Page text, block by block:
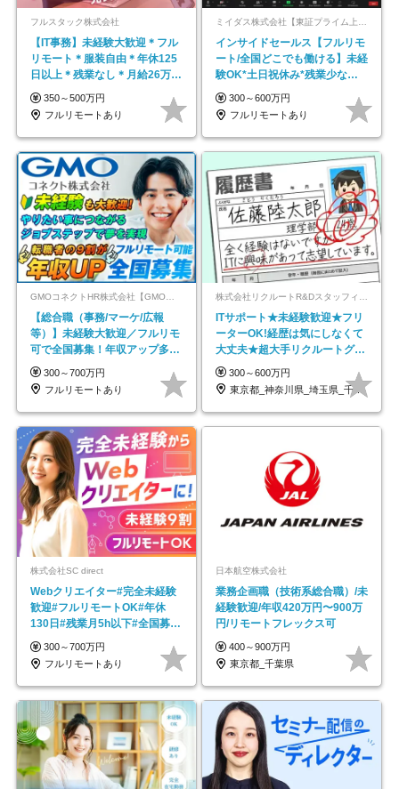
フルスタック株式会社
【IT事務】未経験大歓迎＊フル
リモート＊服装自由＊年休125
日以上＊残業なし＊月給26万円
以上
350～500万円
フルリモートあり
ミイダス株式会社【東証プライム上場パーソルグループ】
インサイドセールス【フルリモ
ート/全国どこでも働ける】未経
験OK*土日祝休み*残業少なめ*
在宅勤務手当あり
300～600万円
フルリモートあり
GMOコネクトHR株式会社【GMOインターネットグループ】
【総合職（事務/マーケ/広報
等）】未経験大歓迎／フルリモ
可で全国募集！年収アップ多数
★年休最大130日★
300～700万円
フルリモートあり
ITサポート★未経験歓迎★フリ
ーターOK!経歴は気にしなくて
大丈夫★超大手リクルートグル
ープの正社員/sg
300～600万円
東京都_神奈川県_埼玉県_千葉県_大阪府…
株式会社SC direct
Webクリエイター#完全未経験
歓迎#フルリモートOK#年休
130日#残業月5h以下#全国募集
#最大1年の研修
300～700万円
フルリモートあり
日本航空株式会社
業務企画職（技術系総合職）/未
経験歓迎/年収420万円〜900万
円/リモートフレックス可
400～900万円
東京都_千葉県